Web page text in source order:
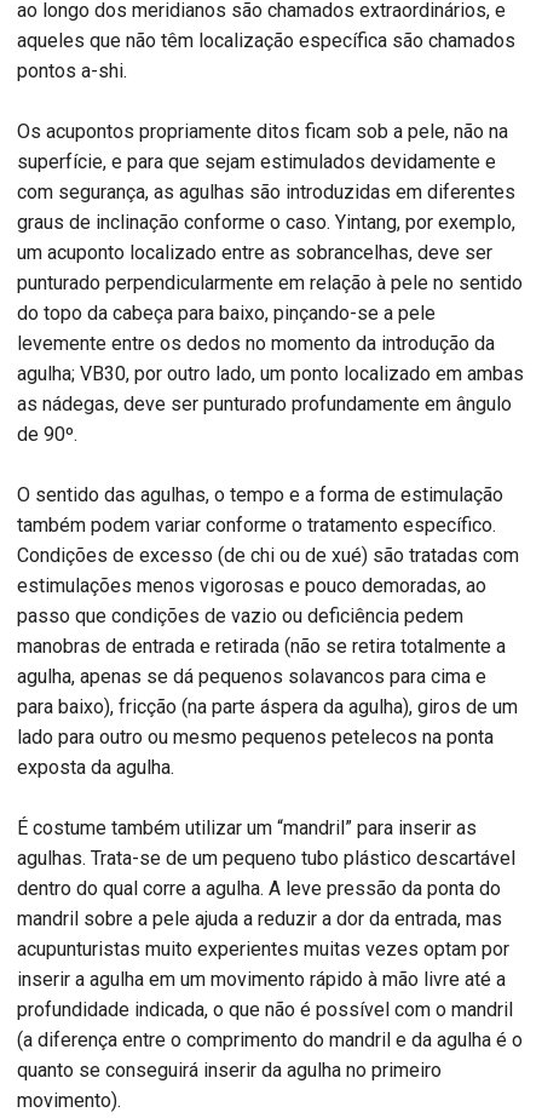
ao longo dos meridianos são chamados extraordinários, e
aqueles que não têm localização específica são chamados
pontos a-shi.
Os acupontos propriamente ditos ficam sob a pele, não na
superfície, e para que sejam estimulados devidamente e
com segurança, as agulhas são introduzidas em diferentes
graus de inclinação conforme o caso. Yintang, por exemplo,
um acuponto localizado entre as sobrancelhas, deve ser
punturado perpendicularmente em relação à pele no sentido
do topo da cabeça para baixo, pinçando-se a pele
levemente entre os dedos no momento da introdução da
agulha; VB30, por outro lado, um ponto localizado em ambas
as nádegas, deve ser punturado profundamente em ângulo
de 90º.
O sentido das agulhas, o tempo e a forma de estimulação
também podem variar conforme o tratamento específico.
Condições de excesso (de chi ou de xué) são tratadas com
estimulações menos vigorosas e pouco demoradas, ao
passo que condições de vazio ou deficiência pedem
manobras de entrada e retirada (não se retira totalmente a
agulha, apenas se dá pequenos solavancos para cima e
para baixo), fricção (na parte áspera da agulha), giros de um
lado para outro ou mesmo pequenos petelecos na ponta
exposta da agulha.
É costume também utilizar um “mandril” para inserir as
agulhas. Trata-se de um pequeno tubo plástico descartável
dentro do qual corre a agulha. A leve pressão da ponta do
mandril sobre a pele ajuda a reduzir a dor da entrada, mas
acupunturistas muito experientes muitas vezes optam por
inserir a agulha em um movimento rápido à mão livre até a
profundidade indicada, o que não é possível com o mandril
(a diferença entre o comprimento do mandril e da agulha é o
quanto se conseguirá inserir da agulha no primeiro
movimento).